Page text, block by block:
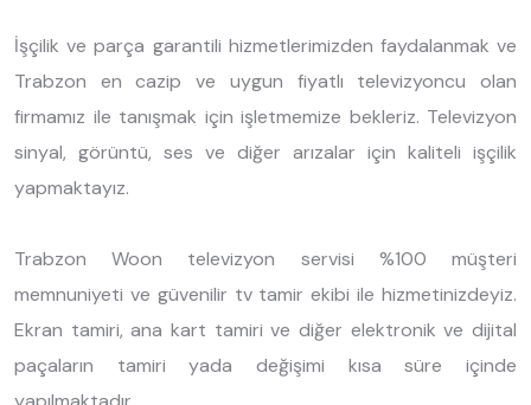
İşçilik ve parça garantili hizmetlerimizden faydalanmak ve
Trabzon en cazip ve uygun fiyatlı televizyoncu olan
firmamız ile tanışmak için işletmemize bekleriz. Televizyon
sinyal, görüntü, ses ve diğer arızalar için kaliteli işçilik
yapmaktayız.
Trabzon Woon televizyon servisi %100 müşteri
memnuniyeti ve güvenilir tv tamir ekibi ile hizmetinizdeyiz.
Ekran tamiri, ana kart tamiri ve diğer elektronik ve dijital
paçaların tamiri yada değişimi kısa süre içinde